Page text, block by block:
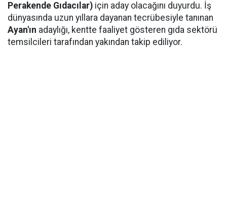
Perakende Gıdacılar) için aday olacağını duyurdu. İş
dünyasında uzun yıllara dayanan tecrübesiyle tanınan
Ayan'ın adaylığı, kentte faaliyet gösteren gıda sektörü
temsilcileri tarafından yakından takip ediliyor.